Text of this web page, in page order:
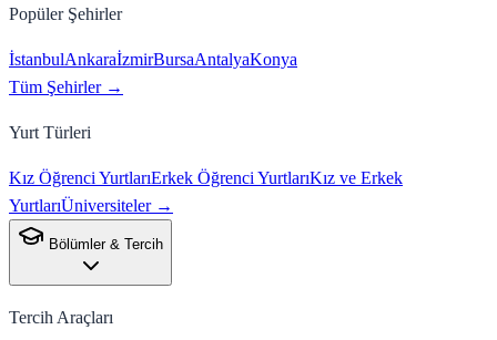
Popüler Şehirler
İstanbulAnkaraİzmirBursaAntalyaKonya
Tüm Şehirler →
Yurt Türleri
Kız Öğrenci YurtlarıErkek Öğrenci YurtlarıKız ve Erkek
YurtlarıÜniversiteler →
Bölümler & Tercih
Tercih Araçları